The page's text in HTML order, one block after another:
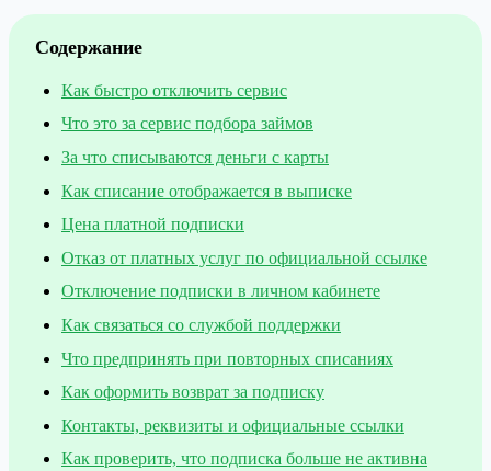
Содержание
Как быстро отключить сервис
Что это за сервис подбора займов
За что списываются деньги с карты
Как списание отображается в выписке
Цена платной подписки
Отказ от платных услуг по официальной ссылке
Отключение подписки в личном кабинете
Как связаться со службой поддержки
Что предпринять при повторных списаниях
Как оформить возврат за подписку
Контакты, реквизиты и официальные ссылки
Как проверить, что подписка больше не активна